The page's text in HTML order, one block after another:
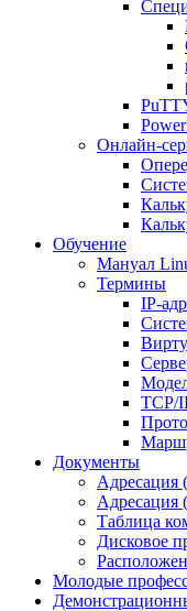
Онлайн-
Обучение
Мануал
Термины
IP-
TCP/
Документы
Адресация
Адресация
Таблица
Дисковое
Молодые